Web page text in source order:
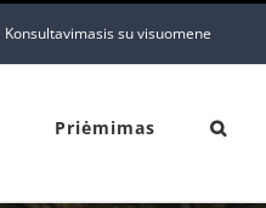
Konsultavimasis su visuomene
Priėmimas